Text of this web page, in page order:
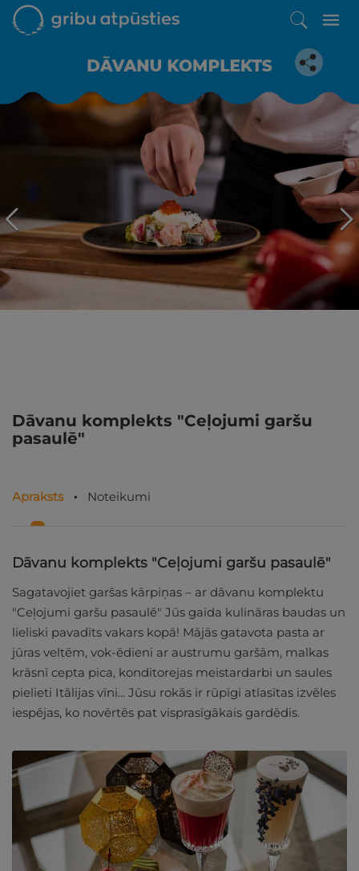
Iepatikās šis piedāvājums?
Līdz brīnišķīgai atpūtai atlikuši tikai daži soļi
PĒRKU
Dāvanu komplekts "Ceļojumi garšu
pasaulē"
Apraksts Noteikumi
Dāvanu komplekts "Ceļojumi garšu pasaulē"
Sagatavojiet garšas kārpiņas – ar dāvanu komplektu
"Ceļojumi garšu pasaulē" Jūs gaida kulināras baudas un
lieliski pavadīts vakars kopā! Mājās gatavota pasta ar
jūras veltēm, vok-ēdieni ar austrumu garšām, malkas
krāsnī cepta pica, konditorejas meistardarbi un saules
pielieti Itālijas vīni... Jūsu rokās ir rūpīgi atlasītas izvēles
iespējas, ko novērtēs pat visprasīgākais gardēdis.